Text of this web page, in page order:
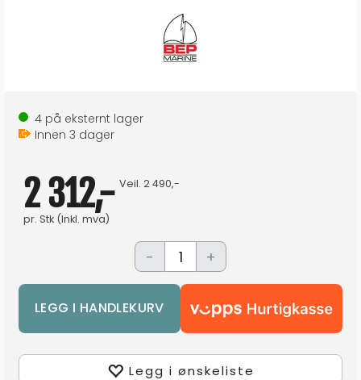
4 på eksternt lager
Innen 3 dager
2 312,-
pr. Stk (Inkl. mva)
Veil.2 490,-
- +
Legg i ønskeliste